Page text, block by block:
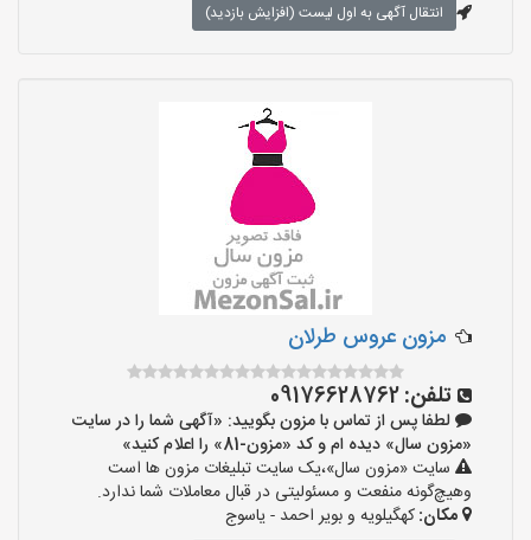
انتقال آگهی به اول لیست (افزایش بازدید)
مزون عروس طرلان
تلفن:09176628762
لطفا پس از تماس با مزون بگویید: «آگهی شما را در سایت
«مزون سال» دیده ام و کد «مزون-81» را اعلام کنید»
سایت «مزون سال»،یک سایت تبلیغات مزون ها است
وهیچ‌گونه منفعت و مسئولیتی در قبال معاملات شما ندارد.
مکان:کهگیلویه و بویر احمد - یاسوج